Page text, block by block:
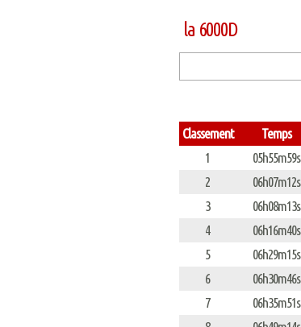
la 6000D
Classement Temps
1
05h55m59s
2
06h07m12s
3
06h08m13s
4
06h16m40s
5
06h29m15s
6
06h30m46s
7
06h35m51s